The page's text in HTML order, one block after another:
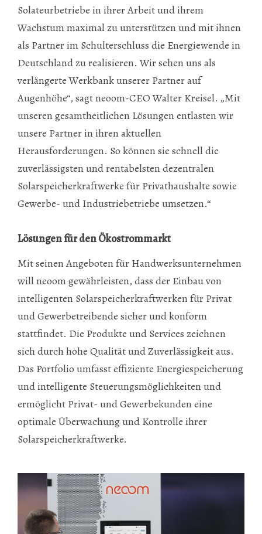
Solateurbetriebe in ihrer Arbeit und ihrem
Wachstum maximal zu unterstützen und mit ihnen
als Partner im Schulterschluss die Energiewende in
Deutschland zu realisieren. Wir sehen uns als
verlängerte Werkbank unserer Partner auf
Augenhöhe“, sagt neoom-CEO Walter Kreisel. „Mit
unseren gesamtheitlichen Lösungen entlasten wir
unsere Partner in ihren aktuellen
Herausforderungen. So können sie schnell die
zuverlässigsten und rentabelsten dezentralen
Solarspeicherkraftwerke für Privathaushalte sowie
Gewerbe- und Industriebetriebe umsetzen.“
Lösungen für den Ökostrommarkt
Mit seinen Angeboten für Handwerksunternehmen
will neoom gewährleisten, dass der Einbau von
intelligenten Solarspeicherkraftwerken für Privat
und Gewerbetreibende sicher und konform
stattfindet. Die Produkte und Services zeichnen
sich durch hohe Qualität und Zuverlässigkeit aus.
Das Portfolio umfasst effiziente Energiespeicherung
und intelligente Steuerungsmöglichkeiten und
ermöglicht Privat- und Gewerbekunden eine
optimale Überwachung und Kontrolle ihrer
Solarspeicherkraftwerke.